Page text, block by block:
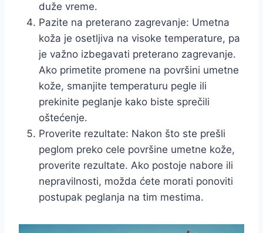
duže vreme.
Pazite na preterano zagrevanje: Umetna
koža je osetljiva na visoke temperature, pa
je važno izbegavati preterano zagrevanje.
Ako primetite promene na površini umetne
kože, smanjite temperaturu pegle ili
prekinite peglanje kako biste sprečili
oštećenje.
Proverite rezultate: Nakon što ste prešli
peglom preko cele površine umetne kože,
proverite rezultate. Ako postoje nabore ili
nepravilnosti, možda ćete morati ponoviti
postupak peglanja na tim mestima.